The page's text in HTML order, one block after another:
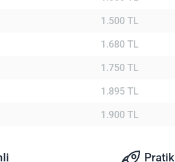
1.500 TL
1.680 TL
1.750 TL
1.895 TL
1.900 TL
Pratik